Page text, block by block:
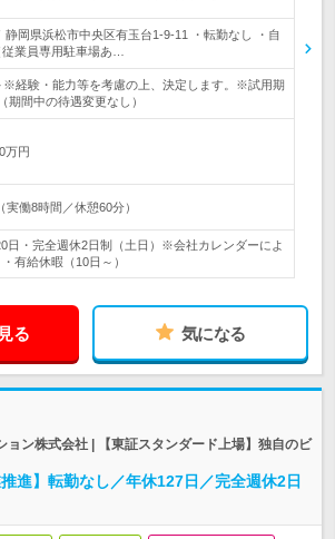
静岡県浜松市中央区有玉台1-9-11 ・転勤なし ・自
業員専用駐車場あ…
※経験・能力等を考慮の上、決定します。※試用期
期間中の待遇変更なし）
万円
実働8時間／休憩60分）
日・完全週休2日制（土日）※会社カレンダーによ
有給休暇（10日～）
る 気になる
ョン株式会社 | 【東証スタンダード上場】独自のビ
進】転勤なし／年休127日／完全週休2日